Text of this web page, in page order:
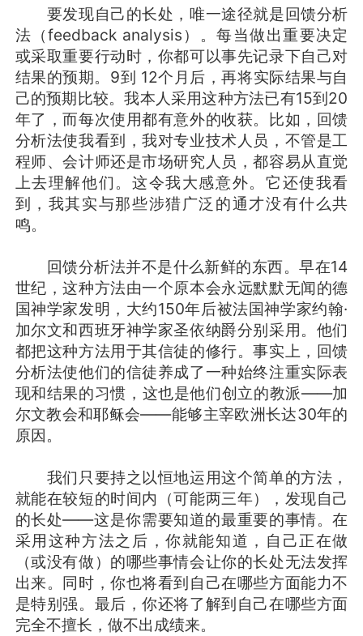
要发现自己的长处，唯一途径就是回馈分析
法（feedback analysis）。每当做出重要决定
或采取重要行动时，你都可以事先记录下自己对
结果的预期。9到 12个月后，再将实际结果与自
己的预期比较。我本人采用这种方法已有15到20
年了，而每次使用都有意外的收获。比如，回馈
分析法使我看到，我对专业技术人员，不管是工
程师、会计师还是市场研究人员，都容易从直觉
上去理解他们。这令我大感意外。它还使我看
到，我其实与那些涉猎广泛的通才没有什么共
鸣。
回馈分析法并不是什么新鲜的东西。早在14
世纪，这种方法由一个原本会永远默默无闻的德
国神学家发明，大约150年后被法国神学家约翰·
加尔文和西班牙神学家圣依纳爵分别采用。他们
都把这种方法用于其信徒的修行。事实上，回馈
分析法使他们的信徒养成了一种始终注重实际表
现和结果的习惯，这也是他们创立的教派——加
尔文教会和耶稣会——能够主宰欧洲长达30年的
原因。
我们只要持之以恒地运用这个简单的方法，
就能在较短的时间内（可能两三年），发现自己
的长处——这是你需要知道的最重要的事情。在
采用这种方法之后，你就能知道，自己正在做
（或没有做）的哪些事情会让你的长处无法发挥
出来。同时，你也将看到自己在哪些方面能力不
是特别强。最后，你还将了解到自己在哪些方面
完全不擅长，做不出成绩来。